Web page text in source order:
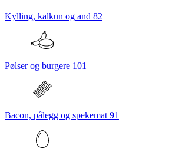
Kylling, kalkun og and 82
Pølser og burgere 101
Bacon, pålegg og spekemat 91